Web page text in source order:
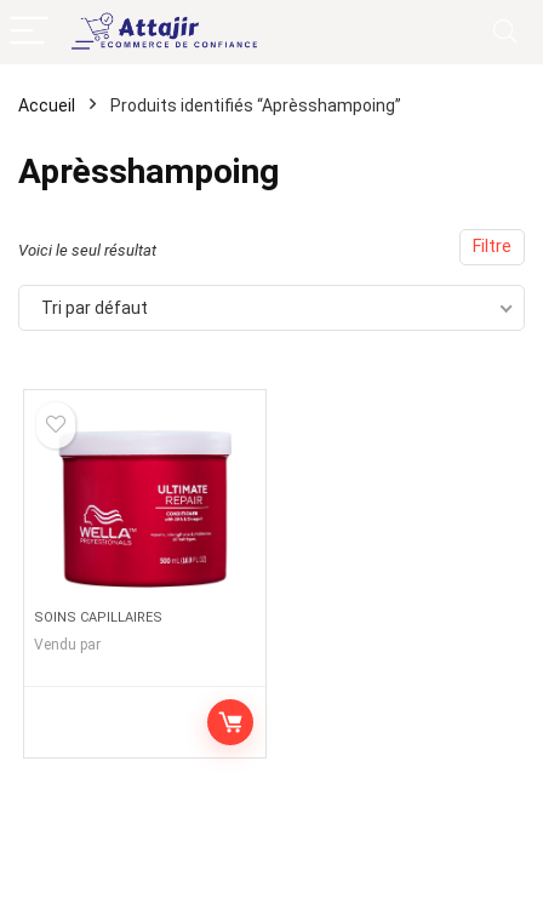
Accueil Produits identifiés “Aprèsshampoing”
Aprèsshampoing
Filtre
Voici le seul résultat
Tri par défaut
SOINS CAPILLAIRES
Vendu par